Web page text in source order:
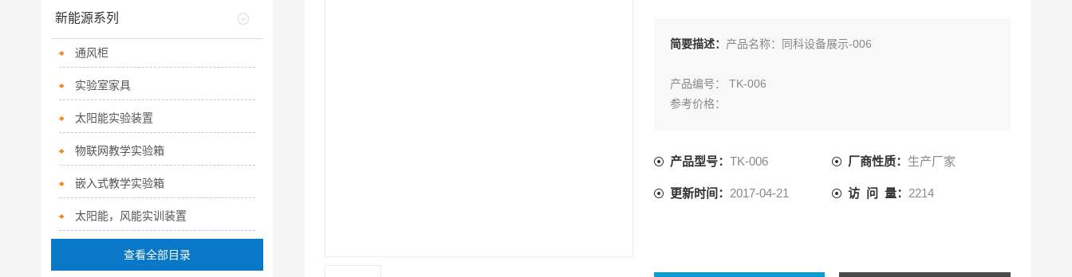
简要描述： 产品名称：同科设备展示-006
产品编号： TK-006
参考价格：
产品型号： TK-006 厂商性质： 生产厂家
更新时间： 2017-04-21 访 问 量： 2214
新能源系列
通风柜
实验室家具
太阳能实验装置
物联网教学实验箱
嵌入式教学实验箱
太阳能，风能实训装置
查看全部目录